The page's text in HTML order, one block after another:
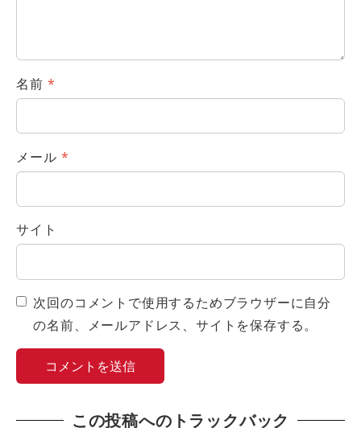
名前 *
メール *
サイト
次回のコメントで使用するためブラウザーに自分
の名前、メールアドレス、サイトを保存する。
この投稿へのトラックバック